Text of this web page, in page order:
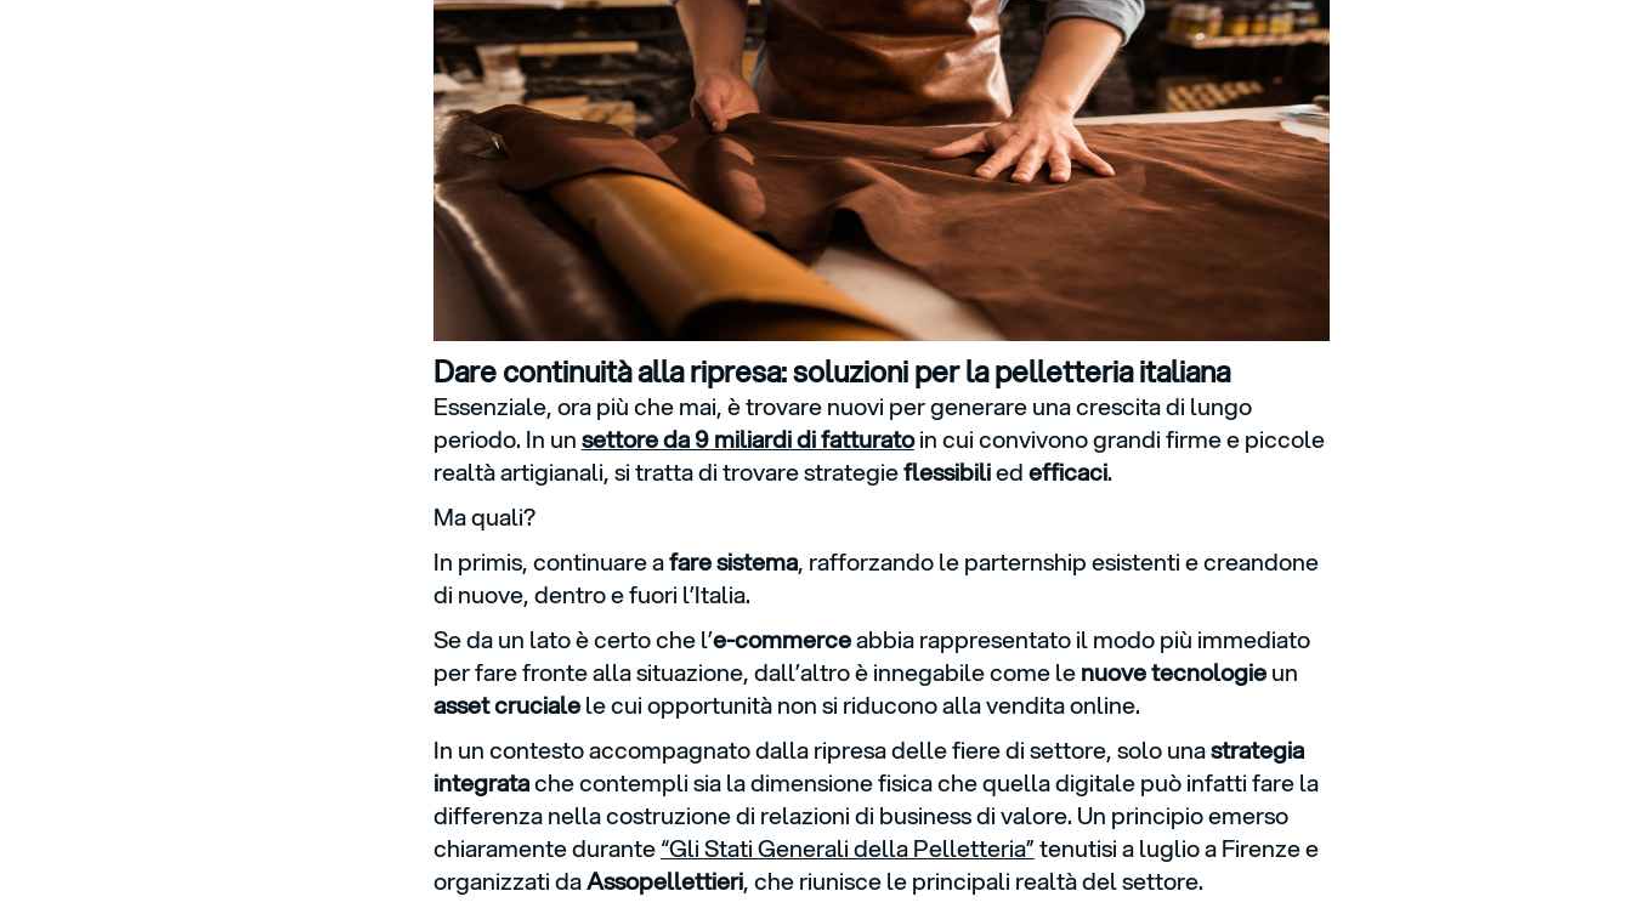
Dare continuità alla ripresa: soluzioni per la pelletteria italiana
Essenziale, ora più che mai, è trovare nuovi per generare una crescita di lungo
periodo. In unsettore da 9 miliardi di fatturatoin cui convivono grandi firme e piccole
realtà artigianali, si tratta di trovare strategieflessibiliedefficaci.
Ma quali?
In primis, continuare afare sistema, rafforzando le parternship esistenti e creandone
di nuove, dentro e fuori l’Italia.
Se da un lato è certo che l’e-commerceabbia rappresentato il modo più immediato
per fare fronte alla situazione, dall’altro è innegabile come lenuove tecnologieun
asset crucialele cui opportunità non si riducono alla vendita online.
In un contesto accompagnato dalla ripresa delle fiere di settore, solo unastrategia
integratache contempli sia la dimensione fisica che quella digitale può infatti fare la
differenza nella costruzione di relazioni di business di valore. Un principio emerso
chiaramente durante“Gli Stati Generali della Pelletteria”tenutisi a luglio a Firenze e
organizzati daAssopellettieri, che riunisce le principali realtà del settore.